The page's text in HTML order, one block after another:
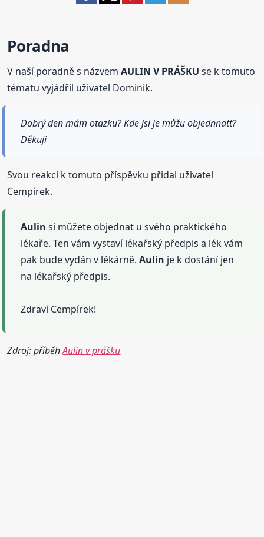
Poradna
V naší poradně s názvemAULIN V PRÁŠKU se k tomuto
tématu vyjádřil uživatel Dominik.
Dobrý den mám otazku? Kde jsi je můžu objednnatt?
Děkuji
Svou reakci k tomuto příspěvku přidal uživatel
Cempírek.
Aulin si můžete objednat u svého praktického
lékaře. Ten vám vystaví lékařský předpis a lék vám
pak bude vydán v lékárně.Aulin je k dostání jen
na lékařský předpis.
Zdraví Cempírek!
Zdroj: příběhAulin v prášku